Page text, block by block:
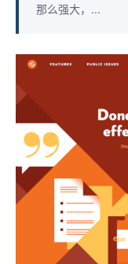
那么强大，...